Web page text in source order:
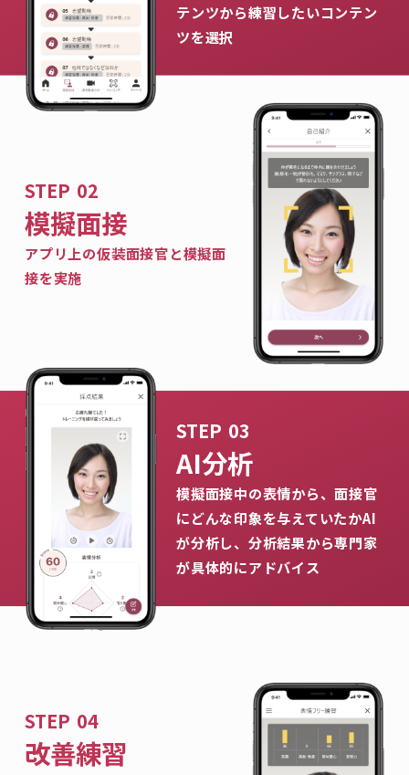
テンツから練習したいコンテン
ツを選択
模擬面接
アプリ上の仮装面接官と模擬面
接を実施
AI分析
模擬面接中の表情から、面接官
にどんな印象を与えていたかAI
が分析し、分析結果から専門家
が具体的にアドバイス
改善練習